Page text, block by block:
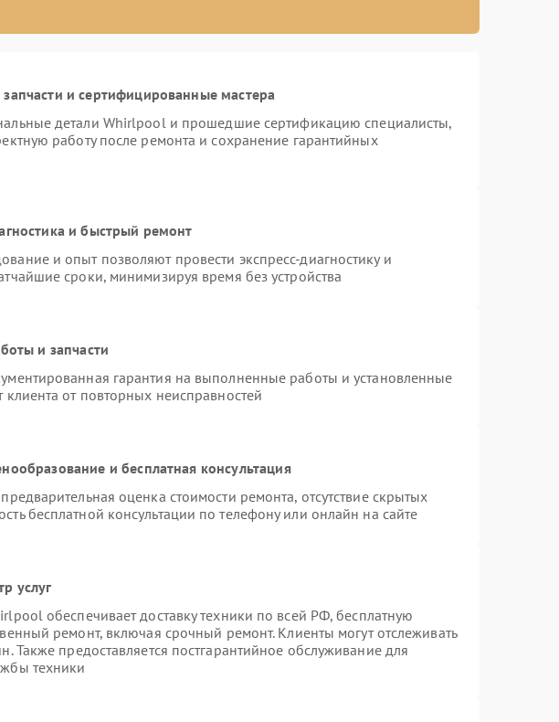
и сертифицированные мастера
детали Whirlpool и прошедшие сертификацию специалисты,
работу после ремонта и сохранение гарантийных
и быстрый ремонт
и опыт позволяют провести экспресс-диагностику и
сроки, минимизируя время без устройства
и запчасти
гарантия на выполненные работы и установленные
клиента от повторных неисправностей
и бесплатная консультация
оценка стоимости ремонта, отсутствие скрытых
бесплатной консультации по телефону или онлайн на сайте
услуг
обеспечивает доставку техники по всей РФ, бесплатную
ремонт, включая срочный ремонт. Клиенты могут отслеживать
Также предоставляется постгарантийное обслуживание для
техники